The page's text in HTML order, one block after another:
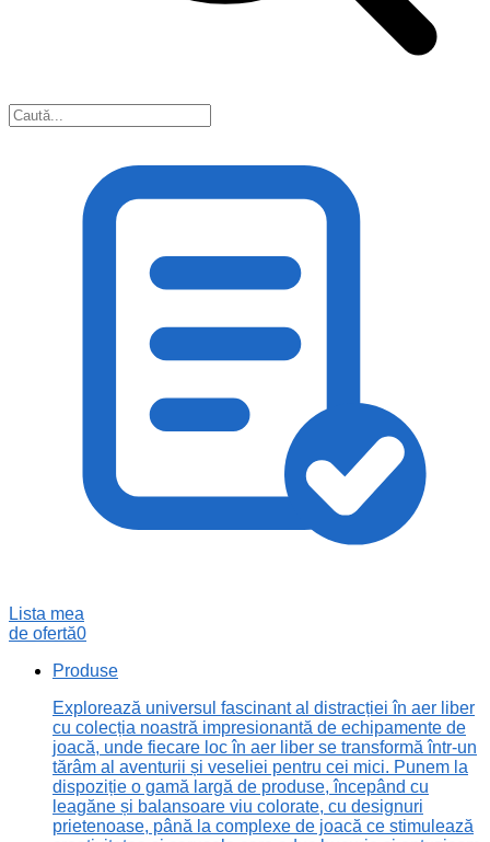
Lista mea
de ofertă0
Produse
Explorează universul fascinant al distracției în aer liber
cu colecția noastră impresionantă de echipamente de
joacă, unde fiecare loc în aer liber se transformă într-un
tărâm al aventurii și veseliei pentru cei mici. Punem la
dispoziție o gamă largă de produse, începând cu
leagăne și balansoare viu colorate, cu designuri
prietenoase, până la complexe de joacă ce stimulează